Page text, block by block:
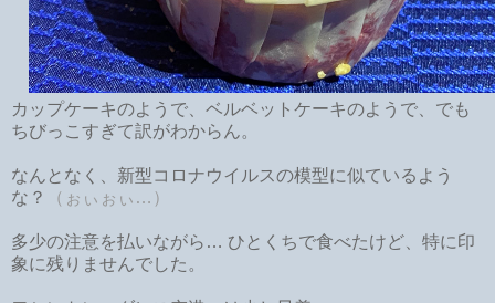
カップケーキのようで、ベルベットケーキのようで、でも
ちびっこすぎて訳がわからん。
なんとなく、新型コロナウイルスの模型に似ているよう
な？
（ぉぃぉぃ…）
多少の注意を払いながら… ひとくちで食べたけど、特に印
象に残りませんでした。